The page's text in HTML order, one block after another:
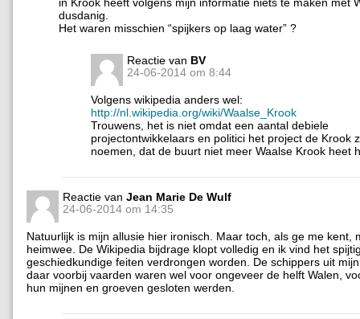
dusdanig.
Het waren misschien “spijkers op laag water” ?
Reactie van BV
24-06-2014 om 8:44
Volgens wikipedia anders wel:
http://nl.wikipedia.org/wiki/Waalse_Krook
Trouwens, het is niet omdat een aantal debiele
projectontwikkelaars en politici het project de Krook
noemen, dat de buurt niet meer Waalse Krook heet
Reactie van Jean Marie De Wulf
24-06-2014 om 14:35
Natuurlijk is mijn allusie hier ironisch. Maar toch, als ge me kent,
heimwee. De Wikipedia bijdrage klopt volledig en ik vind het
geschiedkundige feiten verdrongen worden. De schippers uit
daar voorbij vaarden waren wel voor ongeveer de helft Walen,
hun mijnen en groeven gesloten werden.